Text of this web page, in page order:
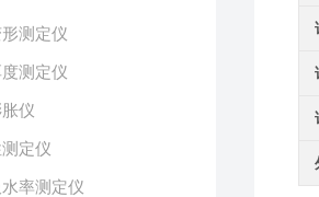
测定仪
测定仪
仪
定仪
率测定仪